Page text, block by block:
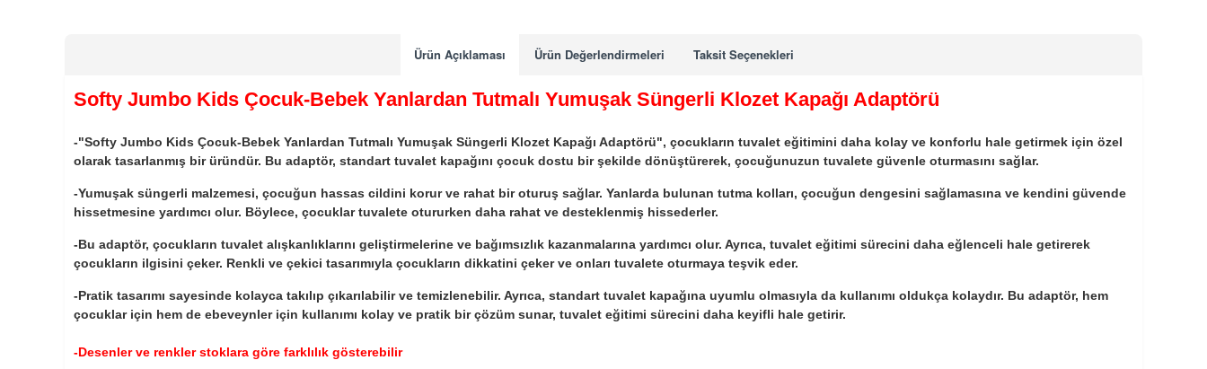
Ürün Açıklaması Ürün Değerlendirmeleri Taksit Seçenekleri
Softy Jumbo Kids Çocuk-Bebek Yanlardan Tutmalı Yumuşak Süngerli Klozet Kapağı Adaptörü
-"Softy Jumbo Kids Çocuk-Bebek Yanlardan Tutmalı Yumuşak Süngerli Klozet Kapağı Adaptörü", çocukların tuvalet eğitimini daha kolay ve konforlu hale getirmek için özel
olarak tasarlanmış bir üründür. Bu adaptör, standart tuvalet kapağını çocuk dostu bir şekilde dönüştürerek, çocuğunuzun tuvalete güvenle oturmasını sağlar.
-Yumuşak süngerli malzemesi, çocuğun hassas cildini korur ve rahat bir oturuş sağlar. Yanlarda bulunan tutma kolları, çocuğun dengesini sağlamasına ve kendini güvende
hissetmesine yardımcı olur. Böylece, çocuklar tuvalete otururken daha rahat ve desteklenmiş hissederler.
-Bu adaptör, çocukların tuvalet alışkanlıklarını geliştirmelerine ve bağımsızlık kazanmalarına yardımcı olur. Ayrıca, tuvalet eğitimi sürecini daha eğlenceli hale getirerek
çocukların ilgisini çeker. Renkli ve çekici tasarımıyla çocukların dikkatini çeker ve onları tuvalete oturmaya teşvik eder.
-Pratik tasarımı sayesinde kolayca takılıp çıkarılabilir ve temizlenebilir. Ayrıca, standart tuvalet kapağına uyumlu olmasıyla da kullanımı oldukça kolaydır. Bu adaptör, hem
çocuklar için hem de ebeveynler için kullanımı kolay ve pratik bir çözüm sunar, tuvalet eğitimi sürecini daha keyifli hale getirir.
-Desenler ve renkler stoklara göre farklılık gösterebilir